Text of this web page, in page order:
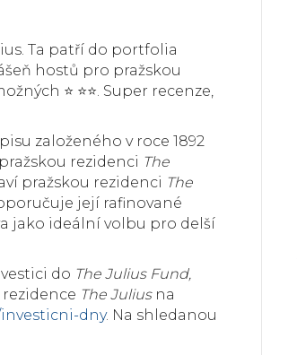
Ta patří do portfolia
hostů pro pražskou
⭐ ⭐⭐. Super recenze,
založeného v roce 1892
rezidenci The
pražskou rezidenci The
její rafinované
jako ideální volbu pro delší
do The Julius Fund,
The Juliusna
dny. Na shledanou